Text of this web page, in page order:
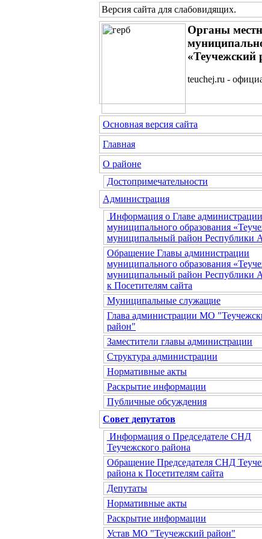
Версия сайта для слабовидящих.
Органы
«Теучежский
teuchej.ru -
Основная версия сайта
Главная
О районе
Достопримечательности
Администрация
Информация о Главе администрации
муниципального образования
муниципальный район Республики
Обращение Главы администрации
муниципального образования
муниципальный район Республики
к Посетителям сайта
Муниципальные служащие
Глава администрации МО
район"
Заместители главы администрации
Структура администрации
Нормативные акты
Раскрытие информации
Публичные обсуждения
Совет депутатов
Информация о Председателе СНД
Теучежского района
Обращение Председателя СНД
района к Посетителям сайта
Депутаты
Нормативные акты
Раскрытие информации
Устав МО "Теучежский район"